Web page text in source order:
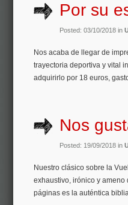
Por su
Posted: 03/10/2018 in
Nos acaba de llegar de
trayectoria deportiva y vital
adquirirlo por 18 euros,
Nos
Posted: 19/09/2018 in
Nuestro clásico sobre la
exhaustivo, irónico y
páginas es la auténtica